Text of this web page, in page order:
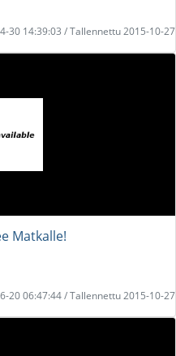
30 14:39:03 / Tallennettu 2015-10-27
Matkalle!
20 06:47:44 / Tallennettu 2015-10-27